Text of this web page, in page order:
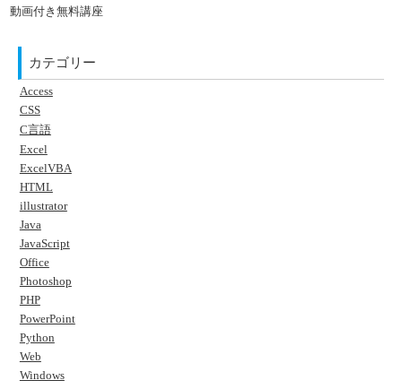
動画付き無料講座
カテゴリー
Access
CSS
C言語
Excel
ExcelVBA
HTML
illustrator
Java
JavaScript
Office
Photoshop
PHP
PowerPoint
Python
Web
Windows